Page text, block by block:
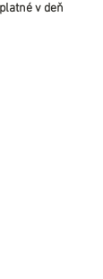
v deň